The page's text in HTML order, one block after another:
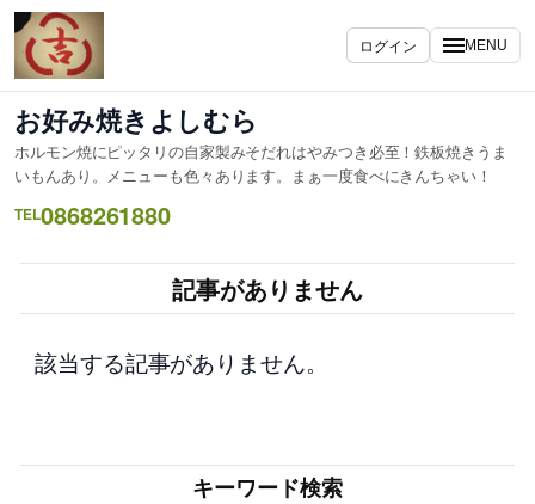
内
容
を
キ
ッ
プ
ログイン MENU
お好み焼きよしむら
ホルモン焼にピッタリの自家製みそだれはやみつき必至！鉄板焼きうま
いもんあり。メニューも色々あります。まぁ一度食べにきんちゃい！
TEL0868261880
記事がありません
該当する記事がありません。
キーワード検索